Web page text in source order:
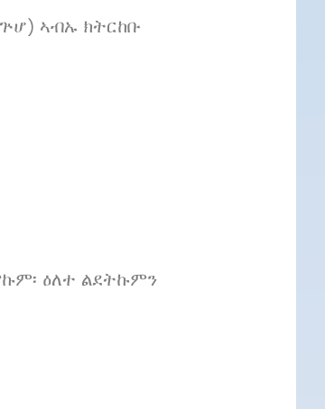
ኣብኡ ክትርከቡ
ዕለተ ልደትኩምን